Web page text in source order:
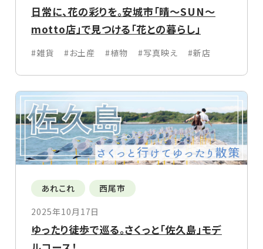
日常に、花の彩りを。安城市「晴〜SUN〜
motto店」で見つける「花との暮らし」
#雑貨 #お土産 #植物 #写真映え #新店
あれこれ
西尾市
2025年10月17日
ゆったり徒歩で巡る。さくっと「佐久島」モデ